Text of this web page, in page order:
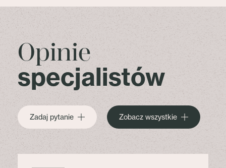
Opinie
specjalistów
Zadaj pytanie Zobacz wszystkie